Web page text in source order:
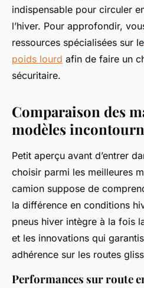
indispensable pour circuler
l’hiver. Pour approfondir,
ressources spécialisées sur le
poids lourd afin de faire un
sécuritaire.
Comparaison des
modèles
Petit aperçu avant d’entrer
choisir parmi les meilleures
camion suppose de
la différence en conditions
pneus hiver intègre à la fois
et les innovations qui
adhérence sur les routes
Performances sur route